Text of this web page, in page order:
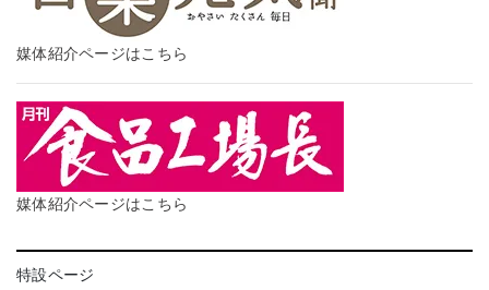
媒体紹介ページはこちら
媒体紹介ページはこちら
特設ページ